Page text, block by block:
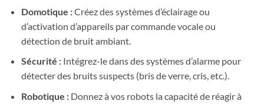
Domotique :Créez des systèmes d’éclairage ou
d’activation d’appareils par commande vocale ou
détection de bruit ambiant.
Sécurité :Intégrez-le dans des systèmes d’alarme pour
détecter des bruits suspects (bris de verre, cris, etc.).
Robotique :Donnez à vos robots la capacité de réagir à